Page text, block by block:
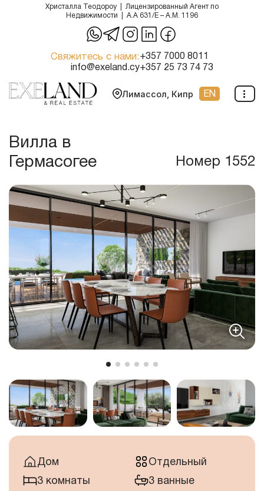
содержимому
Христалла Теодороу | Лицензированный Агент по
Недвижимости | A.A 631/E – A.M. 1196
Свяжитесь с нами:
info@exeland.cy
+357 7000 8011
+357 25 73 74 73
Лимассол, Кипр EN
Вилла в
Гермасогее
Номер 1552
Дом
Отдельный
3 комнаты
3 ванные